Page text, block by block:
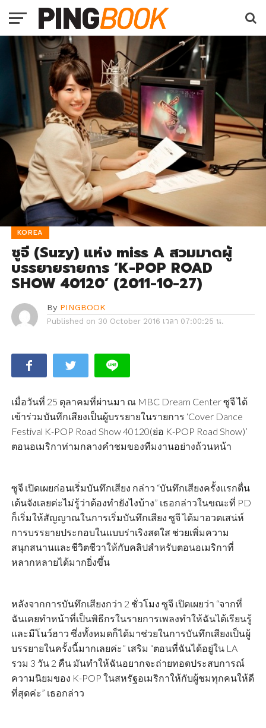
KOREA
ซูจี (Suzy) แห่ง miss A สวมมาดผู้
บรรยายรายการ ‘K-POP ROAD
SHOW 40120’ (2011-10-27)
By PINGBOOK
Published on 30 October 2016 เวลา 07:00:25 น.
เมื่อวันที่ 25 ตุลาคมที่ผ่านมา ณ MBC Dream Center ซูจี ได้
เข้าร่วมบันทึกเสียงเป็นผู้บรรยายในรายการ ‘Cover Dance
Festival K-POP Road Show 40120(ย่อ K-POP Road Show)’
ตอนอเมริกาท่ามกลางคำชมของทีมงานอย่างถ้วนหน้า
ซูจี เปิดเผยก่อนเริ่มบันทึกเสียง กล่าว “บันทึกเสียงครั้งแรกตื่น
เต้นจังเลยค่ะไม่รู้ว่าต้องทำยังไงบ้าง” เธอกล่าวในขณะที่ PD
ก็เริ่มให้สัญญาณในการเริ่มบันทึกเสียง ซูจี ได้มาอวดเสน่ห์
การบรรยายประกอบในแบบร่าเริงสดใส ช่วยเพิ่มความ
สนุกสนานและชีวิตชีวาให้กับคลิปสำหรับตอนอเมริกาที่
หลากหลายได้มากยิ่งขึ้น
หลังจากการบันทึกเสียงกว่า 2 ชั่วโมง ซูจี เปิดเผยว่า “จากที่
ฉันเคยทำหน้าที่เป็นพิธีกรในรายการเพลงทำให้ฉันได้เรียนรู้
และมีโนว์ฮาว ซึ่งทั้งหมดก็ได้มาช่วยในการบันทึกเสียงเป็นผู้
บรรยายในครั้งนี้มากเลยค่ะ” เสริม “ตอนที่ฉันได้อยู่ใน LA
รวม 3 วัน 2 คืน มันทำให้ฉันอยากจะถ่ายทอดประสบการณ์
ความนิยมของ K-POP ในสหรัฐอเมริกาให้กับผู้ชมทุกคนให้ดี
ที่สุดค่ะ” เธอกล่าว